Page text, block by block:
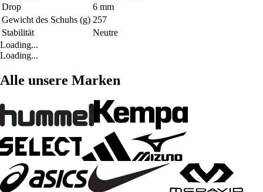
Drop
6 mm
Gewicht des Schuhs (g) 257
Stabilität
Neutre
Loading...
Loading...
Alle unsere Marken